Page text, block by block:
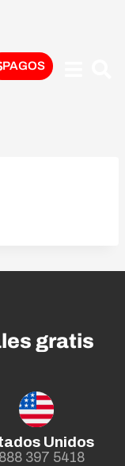
PAGOS
gratis
Unidos
397 5418